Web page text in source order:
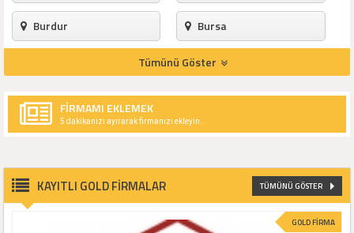
Burdur Bursa
Çankırı
Çorum
Tümünü Göster
FİRMAMI EKLEMEK
5 dakikanızı ayırarak firmanızı ekleyin..
KAYITLI GOLD FİRMALAR TÜMÜNÜ GÖSTER
GOLD FİRMA